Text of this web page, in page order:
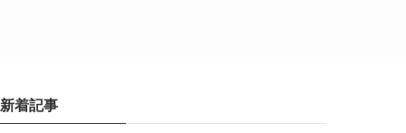
新着記事